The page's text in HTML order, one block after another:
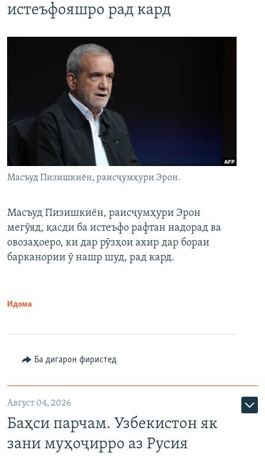
истеъфояшро рад кард
Масъуд Пизишкиён, раисҷумҳури Эрон.
Масъуд Пизишкиён, раисҷумҳури Эрон
мегӯяд, қасди ба истеъфо рафтан надорад ва
овозаҳоеро, ки дар рӯзҳои ахир дар бораи
барканории ӯ нашр шуд, рад кард.
Идома
Ба дигарон фиристед
Август 04, 2026
Баҳси парчам. Узбекистон як
зани муҳоҷирро аз Русия